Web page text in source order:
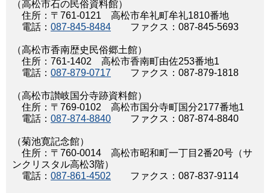
（高松市石の民俗資料館）
住所：〒761-0121 高松市牟礼町牟礼1810番地
電話： 087-845-8484 ファクス：087-845-5693
（高松市香南歴史民俗郷土館）
住所：761-1402 高松市香南町由佐253番地1
電話： 087-879-0717 ファクス：087-879-1818
（高松市讃岐国分寺跡資料館）
住所：〒769-0102 高松市国分寺町国分2177番地1
電話： 087-874-8840 ファクス：087-874-8840
（菊池寛記念館）
住所：〒760-0014 高松市昭和町一丁目2番20号（サ
ンクリスタル高松3階）
電話： 087-861-4502 ファクス：087-837-9114